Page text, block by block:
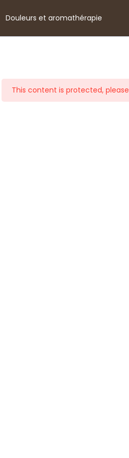
Douleurs et aromathérapie
This content is protected, please